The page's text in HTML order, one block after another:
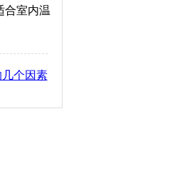
合室内温
个因素